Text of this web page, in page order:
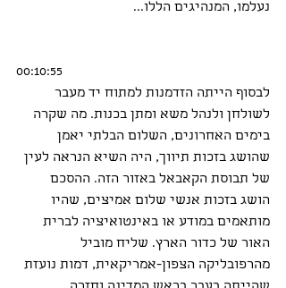
נעלמו, המנהיגים הללו...
00:10:55
לבסוף הייתה הזדמנות למתוח יד מעבר
לשולחן ולנהל משא ומתן בכנות. מה שקרה
בימים האחרונים, השלום הבלתי יאמן
שהושג בזכות תיווך, היה השיא הנראה לעין
של תבוסת הקאבאל באזור הזה. ההסכם
הושג בזכות אנשי שלום אמיצים, שהיו
מותאמים במודע או באינטואיציה לברית
האור של כדור הארץ. שליח מוביל
מהרפובליקה הצפון-אמריקאית, דמות נועזת